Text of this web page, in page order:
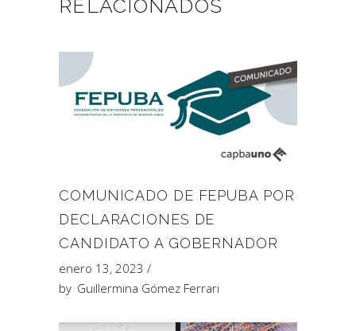
RELACIONADOS
COMUNICADO DE FEPUBA POR
DECLARACIONES DE
CANDIDATO A GOBERNADOR
enero 13, 2023
by Guillermina Gómez Ferrari